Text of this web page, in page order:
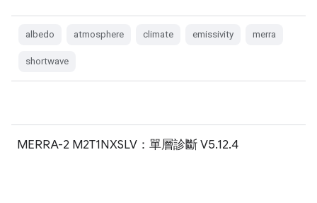
albedo atmosphere climate emissivity merra
shortwave
MERRA-2 M2T1NXSLV：單層診斷 V5.12.4